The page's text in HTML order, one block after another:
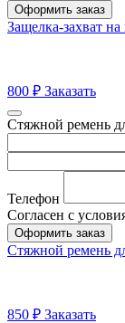
Оформить заказ
Защелка-захват
800 ₽ Заказать
Стяжной ремень
Телефон
Согласен с
Оформить заказ
Стяжной ремень
850 ₽ Заказать